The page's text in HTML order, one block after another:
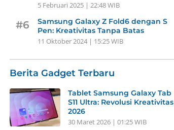
5 Februari 2025 | 22:48 WIB
#6
Samsung Galaxy Z Fold6 dengan S
Pen: Kreativitas Tanpa Batas
11 Oktober 2024 | 15:25 WIB
Berita Gadget Terbaru
Tablet Samsung Galaxy Tab
S11 Ultra: Revolusi Kreativitas
2026
30 Maret 2026 | 01:25 WIB